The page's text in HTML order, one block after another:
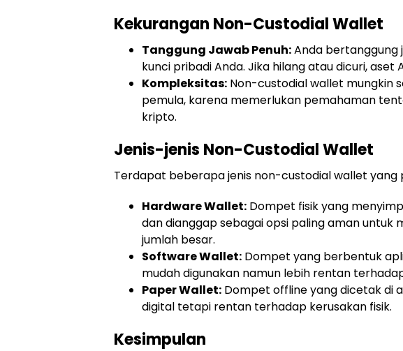
Kekurangan Non-Custodial Wallet
Tanggung Jawab Penuh:Anda bertanggung
kunci pribadi Anda. Jika hilang atau dicuri, aset
Kompleksitas: Non-custodial wallet mungkin
pemula, karena memerlukan pemahaman
kripto.
Jenis-jenis Non-Custodial Wallet
Terdapat beberapa jenis non-custodial wallet yang
Hardware Wallet: Dompet fisik yang
dan dianggap sebagai opsi paling aman
jumlah besar.
Software Wallet: Dompet yang berbentuk
mudah digunakan namun lebih rentan
Paper Wallet: Dompet offline yang dicetak di
digital tetapi rentan terhadap kerusakan fisik.
Kesimpulan